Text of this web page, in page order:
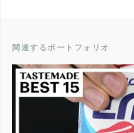
関連するポートフォリオ